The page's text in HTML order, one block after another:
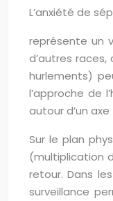
L’anxiété de
représente un
d’autres
hurlements)
l’approche de
autour d’un axe
Sur le plan
(multiplication
retour. Dans
surveillance